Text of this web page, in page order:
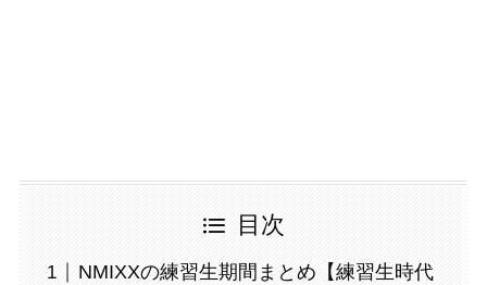
目次
NMIXXの練習生期間まとめ【練習生時代